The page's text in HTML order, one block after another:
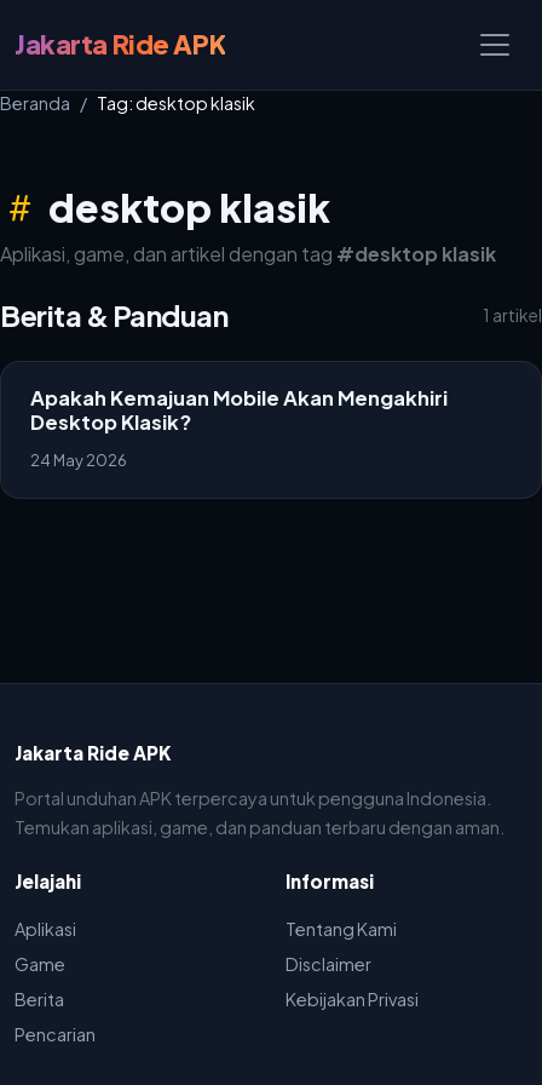
Jakarta Ride APK
Beranda Tag: desktop klasik
desktop klasik
Aplikasi, game, dan artikel dengan tag #desktop klasik
Berita & Panduan 1 artikel
Apakah Kemajuan Mobile Akan Mengakhiri
Desktop Klasik?
24 May 2026
Jakarta Ride APK
Portal unduhan APK terpercaya untuk pengguna Indonesia.
Temukan aplikasi, game, dan panduan terbaru dengan aman.
Jelajahi
Aplikasi
Game
Berita
Pencarian
Informasi
Tentang Kami
Disclaimer
Kebijakan Privasi